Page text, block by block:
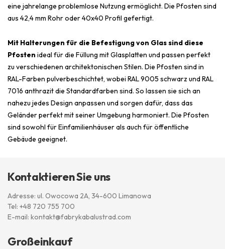
eine jahrelange problemlose Nutzung ermöglicht. Die Pfosten sind
aus 42,4 mm Rohr oder 40x40 Profil gefertigt.
Mit Halterungen für die Befestigung von Glas sind diese
Pfosten ideal für die Füllung mit Glasplatten und passen perfekt
zu verschiedenen architektonischen Stilen. Die Pfosten sind in
RAL-Farben pulverbeschichtet, wobei RAL 9005 schwarz und RAL
7016 anthrazit die Standardfarben sind. So lassen sie sich an
nahezu jedes Design anpassen und sorgen dafür, dass das
Geländer perfekt mit seiner Umgebung harmoniert. Die Pfosten
sind sowohl für Einfamilienhäuser als auch für öffentliche
Gebäude geeignet.
Kontaktieren Sie uns
Adresse: ul. Owocowa 2A, 34-600 Limanowa
Tel: +48 720 755 700
E-mail: kontakt@fabrykabalustrad.com
Großeinkauf